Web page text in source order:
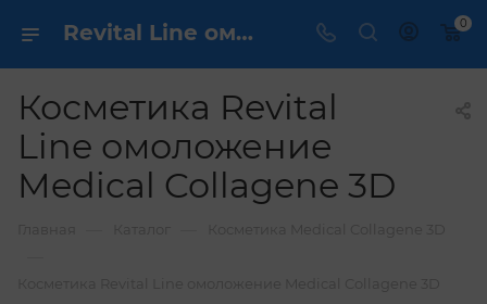
Revital Line омоложение Medical Collagene 3D купить ✔️ выгодно 0
Косметика Revital
Line омоложение
Medical Collagene 3D